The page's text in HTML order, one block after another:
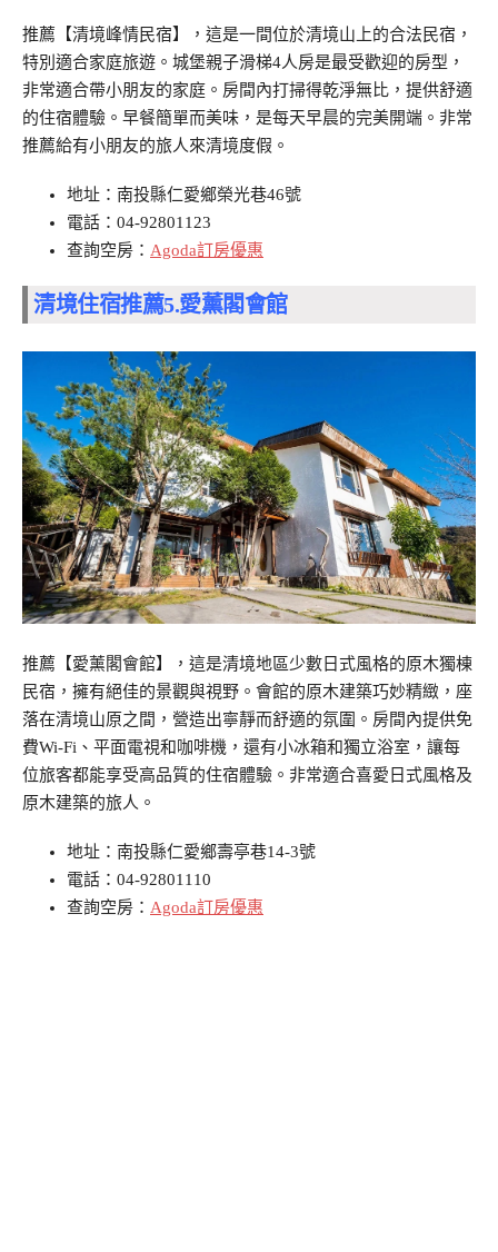
推薦【清境峰情民宿】，這是一間位於清境山上的合法民宿，
特別適合家庭旅遊。城堡親子滑梯4人房是最受歡迎的房型，
非常適合帶小朋友的家庭。房間內打掃得乾淨無比，提供舒適
的住宿體驗。早餐簡單而美味，是每天早晨的完美開端。非常
推薦給有小朋友的旅人來清境度假。
地址：南投縣仁愛鄉榮光巷46號
電話：04-92801123
查詢空房： Agoda訂房優惠
清境住宿推薦5.愛薰閣會館
推薦【愛薰閣會館】，這是清境地區少數日式風格的原木獨棟
民宿，擁有絕佳的景觀與視野。會館的原木建築巧妙精緻，座
落在清境山原之間，營造出寧靜而舒適的氛圍。房間內提供免
費Wi-Fi、平面電視和咖啡機，還有小冰箱和獨立浴室，讓每
位旅客都能享受高品質的住宿體驗。非常適合喜愛日式風格及
原木建築的旅人。
地址：南投縣仁愛鄉壽亭巷14-3號
電話：04-92801110
查詢空房： Agoda訂房優惠